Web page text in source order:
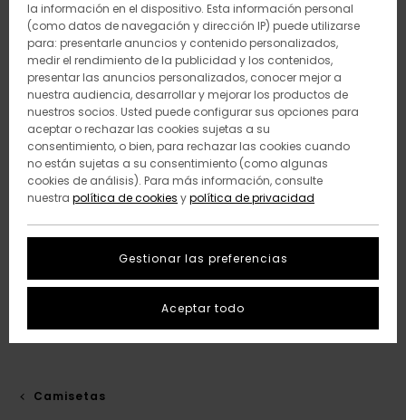
Camisetas
la información en el dispositivo. Esta información personal
(como datos de navegación y dirección IP) puede utilizarse
para: presentarle anuncios y contenido personalizados,
medir el rendimiento de la publicidad y los contenidos,
presentar las anuncios personalizados, conocer mejor a
nuestra audiencia, desarrollar y mejorar los productos de
nuestros socios. Usted puede configurar sus opciones para
aceptar o rechazar las cookies sujetas a su
consentimiento, o bien, para rechazar las cookies cuando
no están sujetas a su consentimiento (como algunas
cookies de análisis). Para más información, consulte
nuestra política de cookies ypolítica de privacidad
Gestionar las preferencias
Aceptar todo